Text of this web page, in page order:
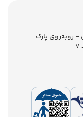
روبه‌روی پارک